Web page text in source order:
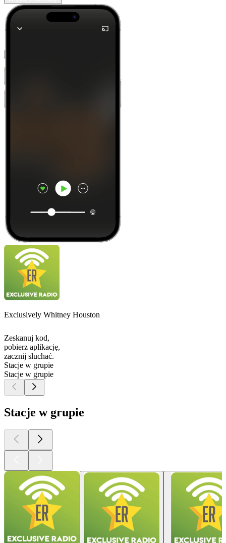
Exclusively Whitney Houston
Zeskanuj kod,
pobierz aplikację,
zacznij słuchać.
Stacje w grupie
Stacje w grupie
Stacje w grupie